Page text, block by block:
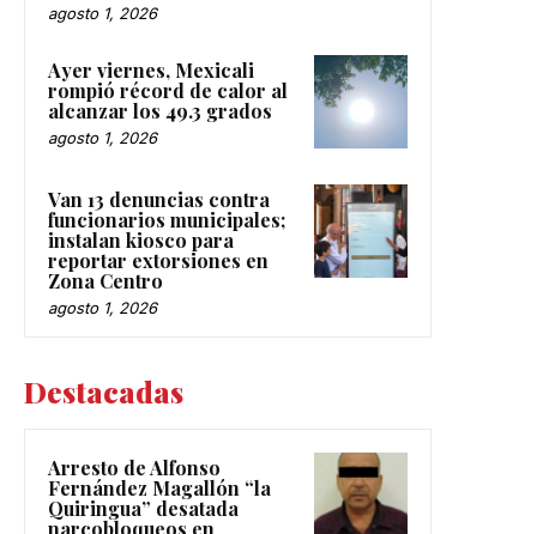
agosto 1, 2026
Ayer viernes, Mexicali
rompió récord de calor al
alcanzar los 49.3 grados
agosto 1, 2026
Van 13 denuncias contra
funcionarios municipales;
instalan kiosco para
reportar extorsiones en
Zona Centro
agosto 1, 2026
Destacadas
Arresto de Alfonso
Fernández Magallón “la
Quiringua” desatada
narcobloqueos en